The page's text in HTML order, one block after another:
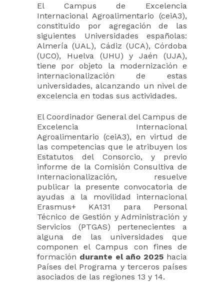
El Campus de Excelencia
Internacional Agroalimentario (ceiA3),
constituido por agregación de las
siguientes Universidades españolas:
Almería (UAL), Cádiz (UCA), Córdoba
(UCO), Huelva (UHU) y Jaén (UJA),
tiene por objeto la modernización e
internacionalización de estas
universidades, alcanzando un nivel de
excelencia en todas sus actividades.
El Coordinador General del Campus de
Excelencia Internacional
Agroalimentario (ceiA3), en virtud de
las competencias que le atribuyen los
Estatutos del Consorcio, y previo
informe de la Comisión Consultiva de
Internacionalización, resuelve
publicar la presente convocatoria de
ayudas a la movilidad internacional
Erasmus+ KA131 para Personal
Técnico de Gestión y Administración y
Servicios (PTGAS) pertenecientes a
alguna de las universidades que
componen el Campus con fines de
formación durante el año 2025 hacia
Países del Programa y terceros países
asociados de las regiones 13 y 14.